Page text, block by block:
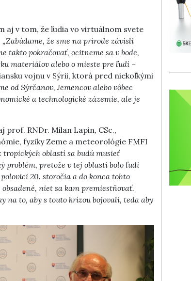
aj v tom, že ľudia vo virtuálnom svete
„Zabúdame, že sme na prírode závislí
takto pokračovať, ocitneme sa v bode,
materiálov alebo o mieste pre ľudí –
vojnu v Sýrii, ktorá pred niekoľkými
od Sýrčanov, Jemencov alebo vôbec
a technologické zázemie, ale je
RNDr. Milan Lapin, CSc.,
fyziky Zeme a meteorológie FMFI
oblastí sa budú musieť
problém, pretože v tej oblasti bolo ľudí
20. storočia a do konca tohto
niet sa kam premiestňovať.
to, aby s touto krízou bojovali, teda aby